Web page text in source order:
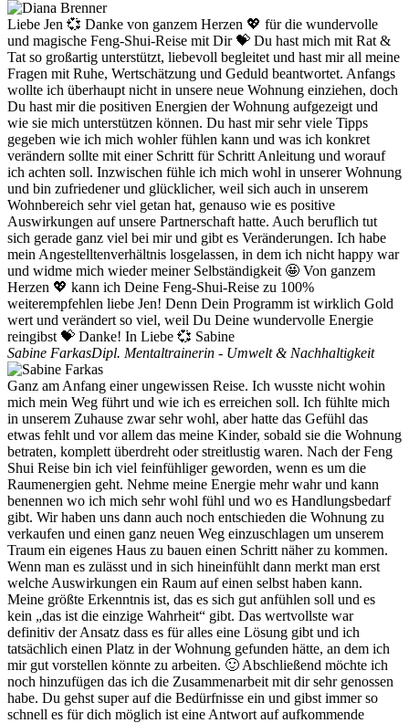
Liebe Jen 💞 Danke von ganzem Herzen 💖 für die wundervolle
und magische Feng-Shui-Reise mit Dir 💝 Du hast mich mit Rat &
Tat so großartig unterstützt, liebevoll begleitet und hast mir all meine
Fragen mit Ruhe, Wertschätzung und Geduld beantwortet. Anfangs
wollte ich überhaupt nicht in unsere neue Wohnung einziehen, doch
Du hast mir die positiven Energien der Wohnung aufgezeigt und
wie sie mich unterstützen können. Du hast mir sehr viele Tipps
gegeben wie ich mich wohler fühlen kann und was ich konkret
verändern sollte mit einer Schritt für Schritt Anleitung und worauf
ich achten soll. Inzwischen fühle ich mich wohl in unserer Wohnung
und bin zufriedener und glücklicher, weil sich auch in unserem
Wohnbereich sehr viel getan hat, genauso wie es positive
Auswirkungen auf unsere Partnerschaft hatte. Auch beruflich tut
sich gerade ganz viel bei mir und gibt es Veränderungen. Ich habe
mein Angestelltenverhältnis losgelassen, in dem ich nicht happy war
und widme mich wieder meiner Selbständigkeit 🤩 Von ganzem
Herzen 💖 kann ich Deine Feng-Shui-Reise zu 100%
weiterempfehlen liebe Jen! Denn Dein Programm ist wirklich Gold
wert und verändert so viel, weil Du Deine wundervolle Energie
reingibst 💝 Danke! In Liebe 💞 Sabine
Sabine FarkasDipl. Mentaltrainerin - Umwelt & Nachhaltigkeit
Ganz am Anfang einer ungewissen Reise. Ich wusste nicht wohin
mich mein Weg führt und wie ich es erreichen soll. Ich fühlte mich
in unserem Zuhause zwar sehr wohl, aber hatte das Gefühl das
etwas fehlt und vor allem das meine Kinder, sobald sie die Wohnung
betraten, komplett überdreht oder streitlustig waren. Nach der Feng
Shui Reise bin ich viel feinfühliger geworden, wenn es um die
Raumenergien geht. Nehme meine Energie mehr wahr und kann
benennen wo ich mich sehr wohl fühl und wo es Handlungsbedarf
gibt. Wir haben uns dann auch noch entschieden die Wohnung zu
verkaufen und einen ganz neuen Weg einzuschlagen um unserem
Traum ein eigenes Haus zu bauen einen Schritt näher zu kommen.
Wenn man es zulässt und in sich hineinfühlt dann merkt man erst
welche Auswirkungen ein Raum auf einen selbst haben kann.
Meine größte Erkenntnis ist, das es sich gut anfühlen soll und es
kein „das ist die einzige Wahrheit“ gibt. Das wertvollste war
definitiv der Ansatz dass es für alles eine Lösung gibt und ich
tatsächlich einen Platz in der Wohnung gefunden hätte, an dem ich
mir gut vorstellen könnte zu arbeiten. 🙂 Abschließend möchte ich
noch hinzufügen das ich die Zusammenarbeit mit dir sehr genossen
habe. Du gehst super auf die Bedürfnisse ein und gibst immer so
schnell es für dich möglich ist eine Antwort auf aufkommende